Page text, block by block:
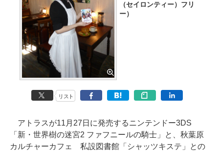
（セイロンティー）フリ
ー）
リスト
アトラスが11月27日に発売するニンテンドー3DS
「新・世界樹の迷宮2 ファフニールの騎士」と、秋葉原
カルチャーカフェ 私設図書館「シャッツキステ」との